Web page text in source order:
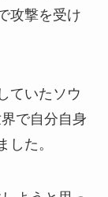
攻撃を受け
ていたソウ
で自分自身
した。